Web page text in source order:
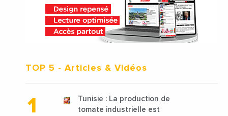
TOP 5 - Articles & Vidéos
Tunisie : La production de
tomate industrielle est